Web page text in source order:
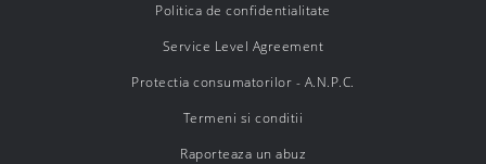
Politica de confidentialitate
Service Level Agreement
Protectia consumatorilor - A.N.P.C.
Termeni si conditii
Raporteaza un abuz